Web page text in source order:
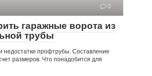
0
гаражные ворота из
трубы
недостатки профтрубы. Составление
размеров. Что понадобится для